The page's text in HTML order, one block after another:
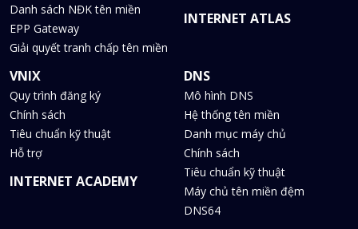
Danh sách NĐK tên miền
EPP Gateway
Giải quyết tranh chấp tên miền
INTERNET ATLAS
VNIX
Quy trình đăng ký
Chính sách
Tiêu chuẩn kỹ thuật
Hỗ trợ
INTERNET ACADEMY
DNS
Mô hình DNS
Hệ thống tên miền
Danh mục máy chủ
Chính sách
Tiêu chuẩn kỹ thuật
Máy chủ tên miền đệm
DNS64